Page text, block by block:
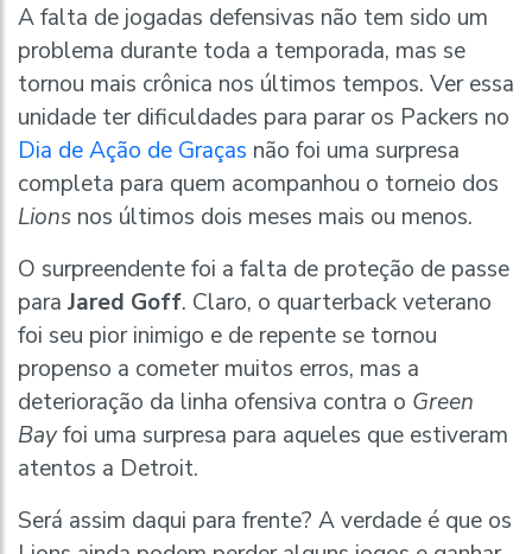
A falta de jogadas defensivas não tem sido um
problema durante toda a temporada, mas se
tornou mais crônica nos últimos tempos. Ver essa
unidade ter dificuldades para parar os Packers no
Dia de Ação de Graças não foi uma surpresa
completa para quem acompanhou o torneio dos
Lions nos últimos dois meses mais ou menos.
O surpreendente foi a falta de proteção de passe
para Jared Goff. Claro, o quarterback veterano
foi seu pior inimigo e de repente se tornou
propenso a cometer muitos erros, mas a
deterioração da linha ofensiva contra o Green
Bayfoi uma surpresa para aqueles que estiveram
atentos a Detroit.
Será assim daqui para frente? A verdade é que os